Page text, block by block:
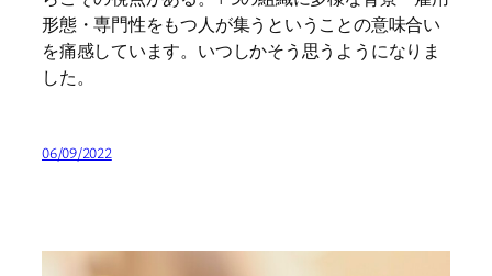
形態・専門性をもつ人が集うということの意味合い
を痛感しています。いつしかそう思うようになりま
した。
06/09/2022